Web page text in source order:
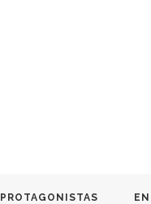
PROTAGONISTAS